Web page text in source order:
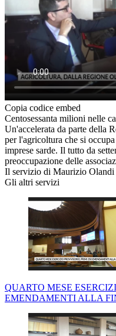
Copia codice embed
Centosessanta milioni nelle
Un'accelerata da parte della
per l'agricoltura che si
imprese sarde. Il tutto da
preoccupazione delle
Il servizio di Maurizio Olandi
Gli altri servizi
QUARTO MESE
EMENDAMENTI ALLA